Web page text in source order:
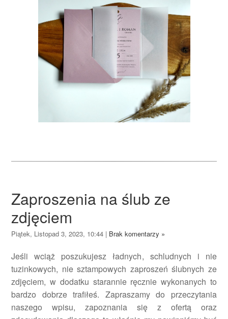
Zaproszenia na ślub ze
zdjęciem
Piątek, Listopad 3, 2023, 10:44 | Brak komentarzy »
Jeśli wciąż poszukujesz ładnych, schludnych i nie
tuzinkowych, nie sztampowych zaproszeń ślubnych ze
zdjęciem, w dodatku starannie ręcznie wykonanych to
bardzo dobrze trafiłeś. Zapraszamy do przeczytania
naszego wpisu, zapoznania się z ofertą oraz